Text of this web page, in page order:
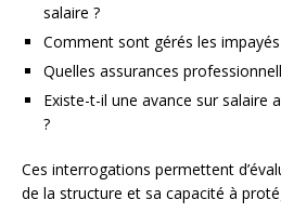
salaire ?
Comment sont gérés les
Quelles assurances
Existe-t-il une avance sur salaire
?
Ces interrogations permettent
de la structure et sa capacité à